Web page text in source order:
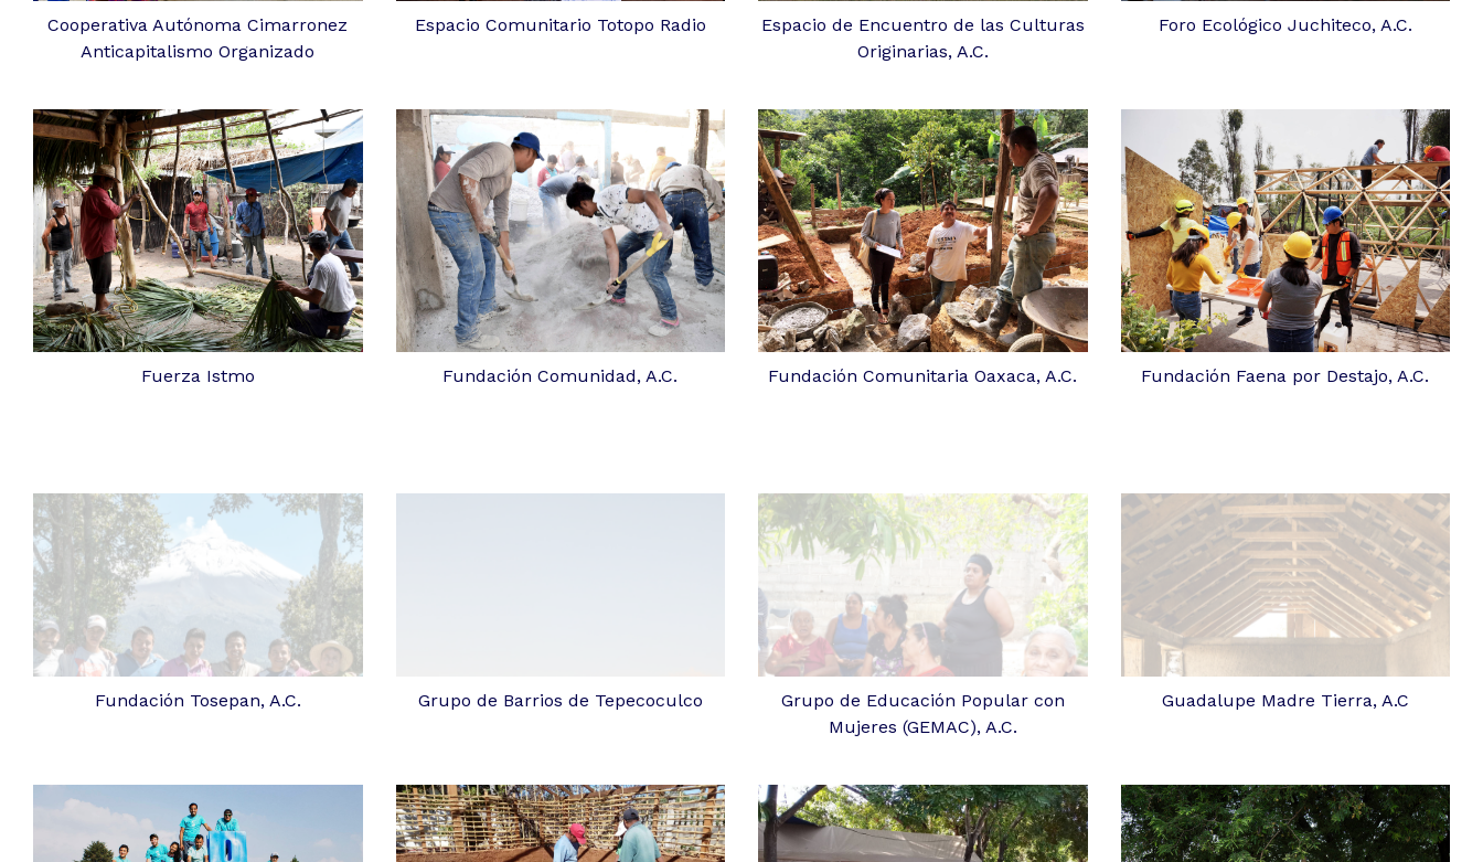
Cooperativa Autónoma Cimarronez
Anticapitalismo Organizado
Espacio Comunitario Totopo Radio
Espacio de Encuentro de las Culturas
Originarias, A.C.
Foro Ecológico Juchiteco, A.C.
Fuerza Istmo Fundación Comunidad, A.C. Fundación Comunitaria Oaxaca, A.C. Fundación Faena por Destajo, A.C.
Fundación Tosepan, A.C. Grupo de Barrios de Tepecoculco
Grupo de Educación Popular con
Mujeres (GEMAC), A.C.
Guadalupe Madre Tierra, A.C